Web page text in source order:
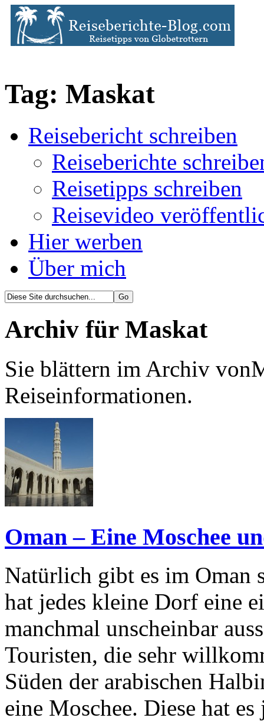
Tag: Maskat
Reisebericht schreiben
Reiseberichte
Reisetipps schreiben
Reisevideo
Hier werben
Über mich
Archiv für Maskat
Sie blättern im Archiv
Reiseinformationen.
Oman – Eine Moschee
Natürlich gibt es im Oman
hat jedes kleine Dorf eine
manchmal unscheinbar
Touristen, die sehr
Süden der arabischen
eine Moschee. Diese hat